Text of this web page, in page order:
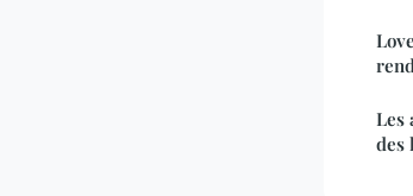
Les
des